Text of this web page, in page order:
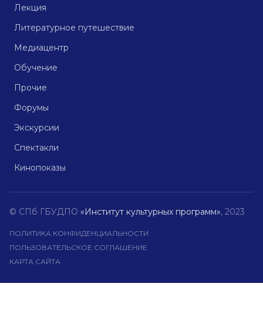
Лекция
Литературное путешествие
Медиацентр
Обучение
Прочие
Форумы
Экскурсии
Спектакли
Кинопоказы
© СПб ГБУДПО «Институт культурных программ», 2023
ПОЛИТИКА КОНФИДЕНЦИАЛЬНОСТИ
ПОЛЬЗОВАТЕЛЬСКОЕ СОГЛАШЕНИЕ
КАРТА САЙТА